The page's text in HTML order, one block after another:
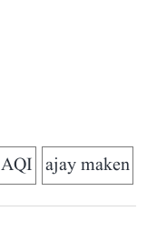
ajay maken
AQI